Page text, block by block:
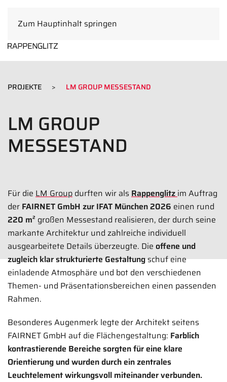
Zum Hauptinhalt springen
PROJEKTE LM GROUP MESSESTAND
LM GROUP
MESSESTAND
LM Group Messestand
220 qm
IFAT 2026 | München
Für die LM Group durften wir als Rappenglitzim Auftrag
der FAIRNET GmbH zur IFAT München 2026 einen rund
220 m² großen Messestand realisieren, der durch seine
markante Architektur und zahlreiche individuell
ausgearbeitete Details überzeugte. Die offene und
zugleich klar strukturierte Gestaltungschuf eine
einladende Atmosphäre und bot den verschiedenen
Themen- und Präsentationsbereichen einen passenden
Rahmen.
Besonderes Augenmerk legte der Architekt seitens
FAIRNET GmbH auf die Flächengestaltung: Farblich
kontrastierende Bereiche sorgten für eine klare
Orientierung und wurden durch ein zentrales
Leuchtelement wirkungsvoll miteinander verbunden.